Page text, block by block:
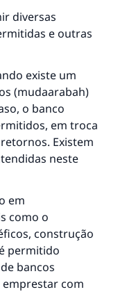
diversas
e outras
existe um
(mudaarabah)
o banco
em troca
Existem
neste
em
como o
construção
permitido
bancos
emprestar com